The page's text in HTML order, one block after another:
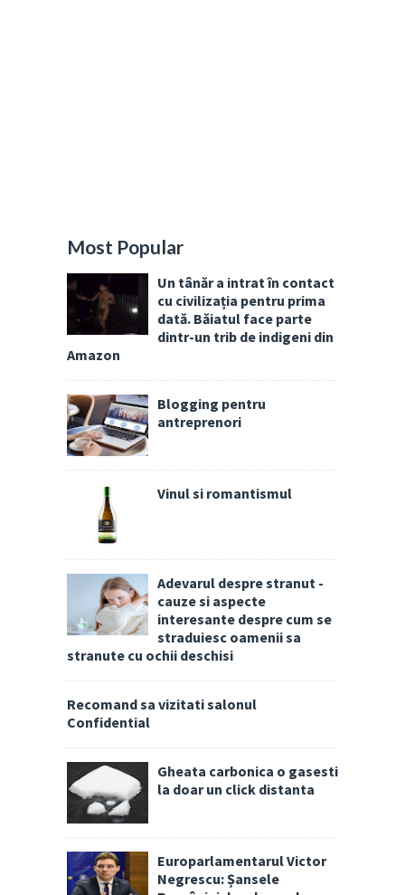
Most Popular
Un tânăr a intrat în contact
cu civilizația pentru prima
dată. Băiatul face parte
dintr-un trib de indigeni din
Amazon
Blogging pentru
antreprenori
Vinul si romantismul
Adevarul despre stranut -
cauze si aspecte
interesante despre cum se
straduiesc oamenii sa
stranute cu ochii deschisi
Recomand sa vizitati salonul
Confidential
Gheata carbonica o gasesti
la doar un click distanta
Europarlamentarul Victor
Negrescu: Șansele